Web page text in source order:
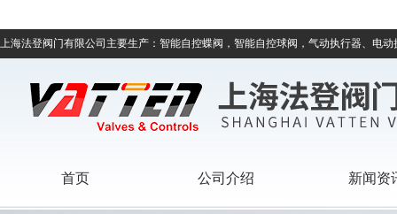
上海法登阀门有限公司主要生产：智能自控蝶阀，智能自控球阀，气动执行器、电
首页 公司介绍 新闻资